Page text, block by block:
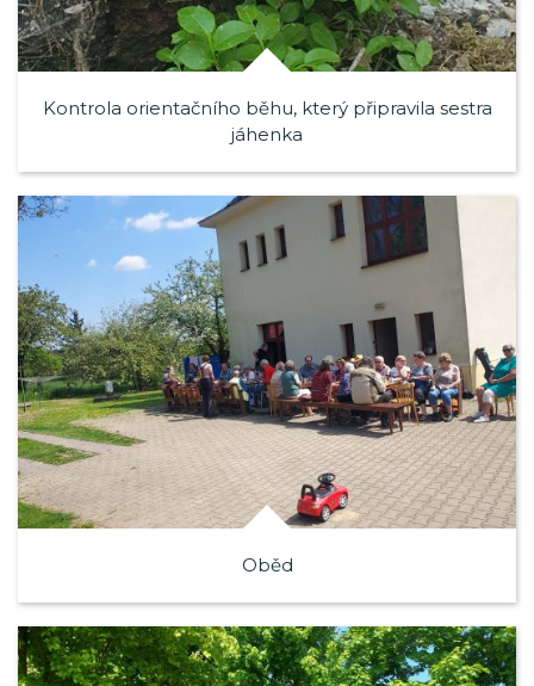
Kontrola orientačního běhu, který připravila sestra
jáhenka
Oběd